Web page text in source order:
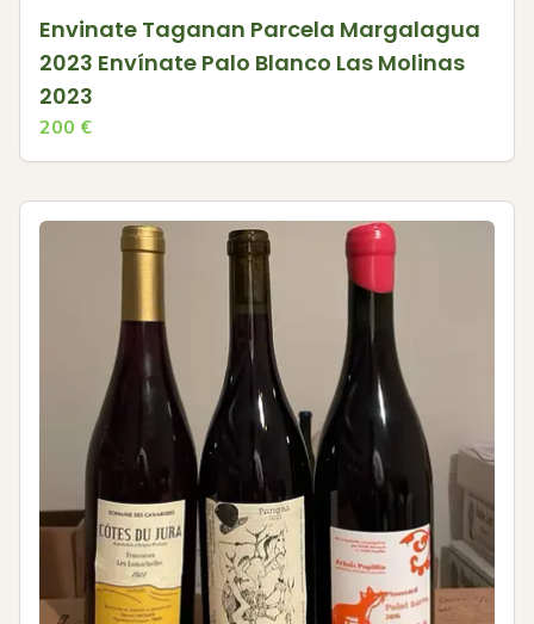
Envinate Taganan Parcela Margalagua
2023 Envínate Palo Blanco Las Molinas
2023
200 €